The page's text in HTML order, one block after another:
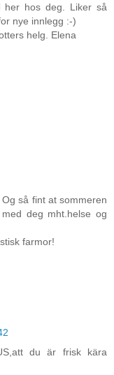
her hos deg. Liker så
nye innlegg :-)
helg. Elena
så fint at sommeren
deg mht.helse og
farmor!
du är frisk kära